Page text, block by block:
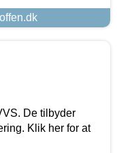
De tilbyder
Klik her for at